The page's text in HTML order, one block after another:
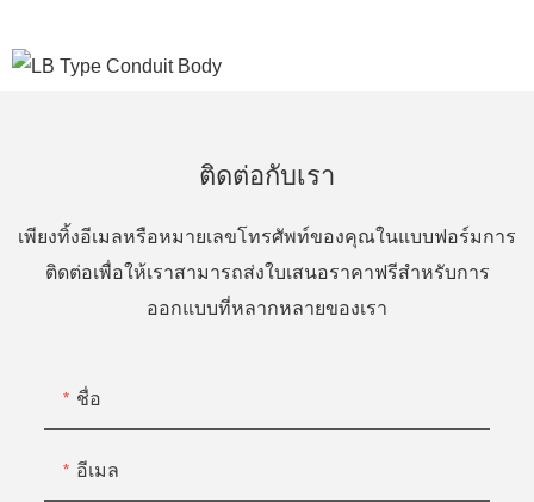
ติดต่อกับเรา
เพียงทิ้งอีเมลหรือหมายเลขโทรศัพท์ของคุณในแบบฟอร์มการ
ติดต่อเพื่อให้เราสามารถส่งใบเสนอราคาฟรีสำหรับการ
ออกแบบที่หลากหลายของเรา
ชื่อ
อีเมล